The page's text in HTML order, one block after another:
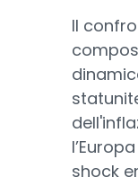
Il
shock